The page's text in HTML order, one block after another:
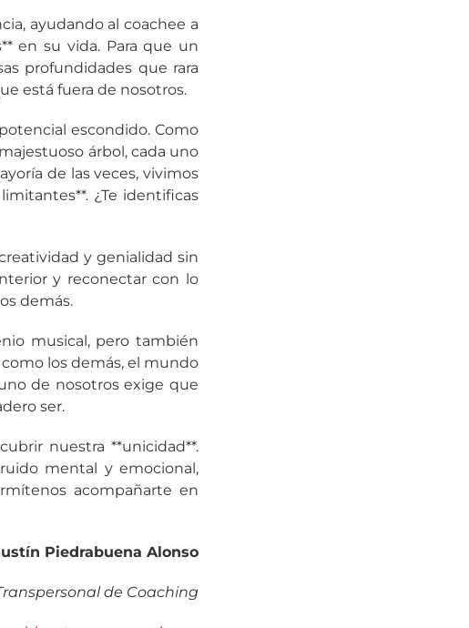
ayudando al coachee a
en su vida. Para que un
profundidades que rara
está fuera de nosotros.
escondido. Como
árbol, cada uno
de las veces, vivimos
¿Te identificas
y genialidad sin
y reconectar con lo
demás.
musical, pero también
los demás, el mundo
de nosotros exige que
ser.
nuestra **unicidad**.
mental y emocional,
acompañarte en
Piedrabuena Alonso
de Coaching